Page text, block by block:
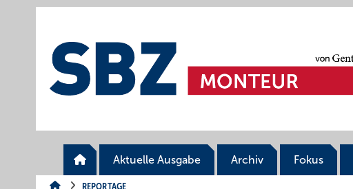
Aktuelle Ausgabe Archiv Fokus
REPORTAGE